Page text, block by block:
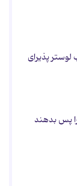
لوستر پذیرای